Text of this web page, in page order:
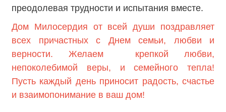
преодолевая трудности и испытания вместе.
Дом Милосердия от всей души поздравляет
всех причастных с Днем семьи, любви и
верности. Желаем крепкой любви,
непоколебимой веры, и семейного тепла!
Пусть каждый день приносит радость, счастье
и взаимопонимание в ваш дом!